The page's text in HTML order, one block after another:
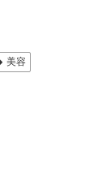
美容